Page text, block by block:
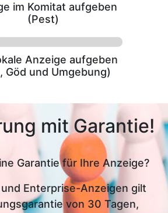
im Komitat aufgeben
(Pest)
Anzeige aufgeben
Göd und Umgebung)
mit Garantie!
Garantie für Ihre Anzeige?
Enterprise-Anzeigen gilt
von 30 Tagen,